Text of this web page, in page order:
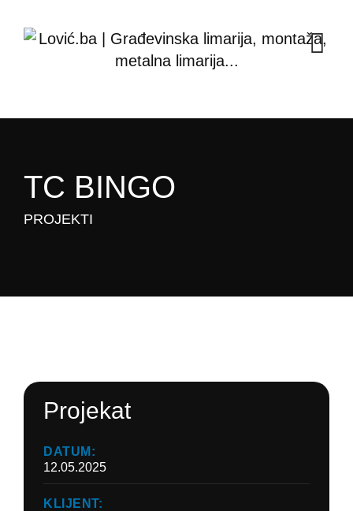
TC BINGO
PROJEKTI
Projekat
DATUM:
12.05.2025
KLIJENT: